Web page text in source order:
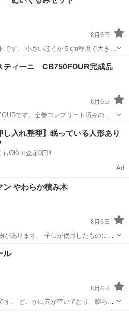
8月6日
です。 小さいほうが５cm程度で大きい
ズです。
ティーニ CB750FOUR完成品
8月6日
です。全巻コンプリート済みの完
います。住宅事情により手放すことに
イドミラーが左右共に根本から折れて
補修...
おもちゃ ディアゴスティーニ
し入れ整理】眠っている人形あり
OK🙆‍♀️査定0円‼️
Ad
アンパンマン やわらか積み木
8月6日
あります。 子供が使用したものにご
ラ
な絵柄があって楽しめます★
ル
8月6日
す。 どこかに穴が空いており、膨らま